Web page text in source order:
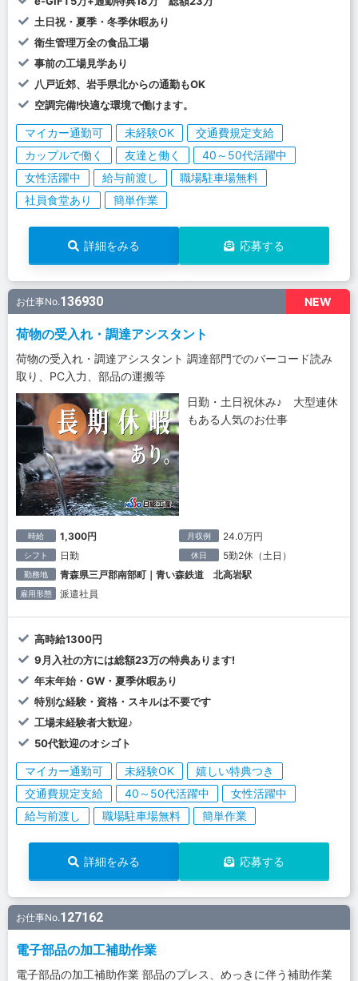
土日祝・夏季・冬季休暇あり
衛生管理万全の食品工場
事前の工場見学あり
八戸近郊、岩手県北からの通勤もOK
空調完備!快適な環境で働けます。
マイカー通勤可 未経験OK
交通費規定支給
カップルで働く
友達と働く
40～50代活躍中
女性活躍中
給与前渡し
職場駐車場無料
社員食堂あり
簡単作業
詳細をみる 応募する
NEW
お仕事No.136930
荷物の受入れ・調達アシスタント
荷物の受入れ・調達アシスタント 調達部門でのバーコード読み
取り、PC入力、部品の運搬等
日勤・土日祝休み♪ 大型連休
もある人気のお仕事
時給 1,300円 月収例 24.0万円
シフト 日勤 休日 5勤2休（土日）
勤務地 青森県三戸郡南部町｜青い森鉄道 北高岩駅
雇用形態 派遣社員
高時給1300円
9月入社の方には総額23万の特典あります!
年末年始・GW・夏季休暇あり
特別な経験・資格・スキルは不要です
工場未経験者大歓迎♪
50代歓迎のオシゴト
マイカー通勤可 未経験OK
嬉しい特典つき
交通費規定支給
40～50代活躍中
女性活躍中
給与前渡し
職場駐車場無料 簡単作業
詳細をみる 応募する
お仕事No.127162
電子部品の加工補助作業
電子部品の加工補助作業 部品のプレス、めっきに伴う補助作業